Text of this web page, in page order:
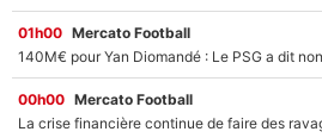
01h00 Mercato Football
00h00 Mercato Football